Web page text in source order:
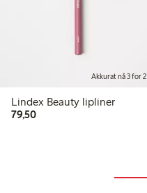
Akkurat nå 3 for 2
Lindex Beauty lipliner
79,5079,50 kr